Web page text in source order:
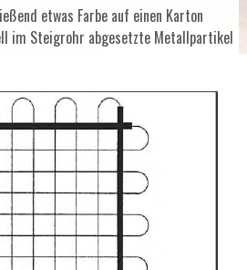
etwas Farbe auf einen Karton
im Steigrohr abgesetzte Metallpartikel